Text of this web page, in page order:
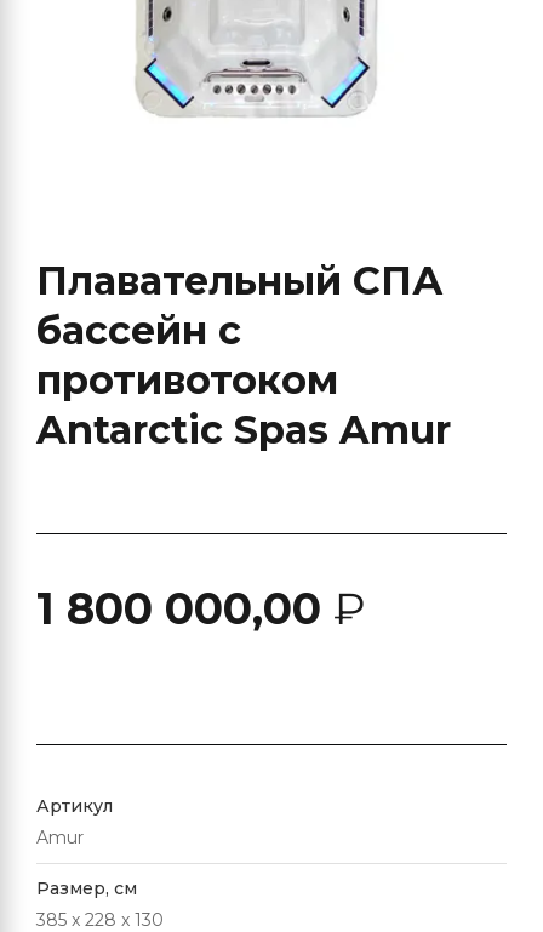
Плавательный СПА
бассейн с
противотоком
Antarctic Spas Amur
1 800 000,00 ₽
Артикул
Amur
Размер, см
385 x 228 x 130